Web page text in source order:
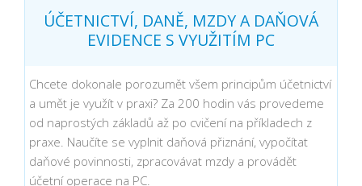
ÚČETNICTVÍ, DANĚ, MZDY A DAŇOVÁ
EVIDENCE S VYUŽITÍM PC
Chcete dokonale porozumět všem principům účetnictví
a umět je využít v praxi? Za 200 hodin vás provedeme
od naprostých základů až po cvičení na příkladech z
praxe. Naučíte se vyplnit daňová přiznání, vypočítat
daňové povinnosti, zpracovávat mzdy a provádět
účetní operace na PC.